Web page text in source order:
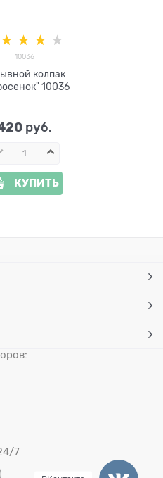
10036
колпак
10036
руб.
КУПИТЬ
7